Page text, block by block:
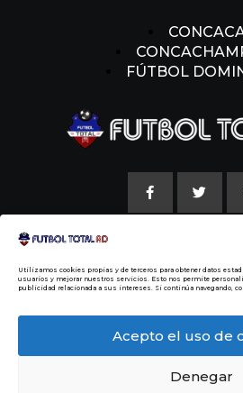
Utilizamos cookies propias y de terceros para obtener datos
usuarios y mejorar nuestros servicios. Esto nos permite
publicidad relacionada a sus intereses. Si continúa navegando,
Acepto el uso de
Denegar
FÚTBOL
POLITICAS DE
© 2014 Todos los Derechos